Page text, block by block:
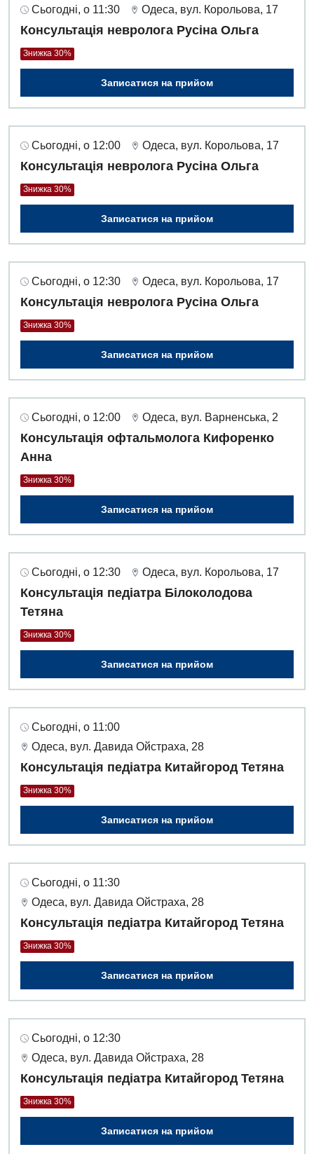
Сьогодні, о 11:30 Одеса, вул. Корольова, 17
Консультація невролога Русіна Ольга
Знижка 30%
Записатися на прийом
Сьогодні, о 12:00 Одеса, вул. Корольова, 17
Консультація невролога Русіна Ольга
Знижка 30%
Записатися на прийом
Сьогодні, о 12:30 Одеса, вул. Корольова, 17
Консультація невролога Русіна Ольга
Знижка 30%
Записатися на прийом
Сьогодні, о 12:00 Одеса, вул. Варненська, 2
Консультація офтальмолога Кифоренко
Анна
Знижка 30%
Записатися на прийом
Сьогодні, о 12:30 Одеса, вул. Корольова, 17
Консультація педіатра Білоколодова
Тетяна
Знижка 30%
Записатися на прийом
Сьогодні, о 11:00
Одеса, вул. Давида Ойстраха, 28
Консультація педіатра Китайгород Тетяна
Знижка 30%
Записатися на прийом
Сьогодні, о 11:30
Одеса, вул. Давида Ойстраха, 28
Консультація педіатра Китайгород Тетяна
Знижка 30%
Записатися на прийом
Сьогодні, о 12:30
Одеса, вул. Давида Ойстраха, 28
Консультація педіатра Китайгород Тетяна
Знижка 30%
Записатися на прийом